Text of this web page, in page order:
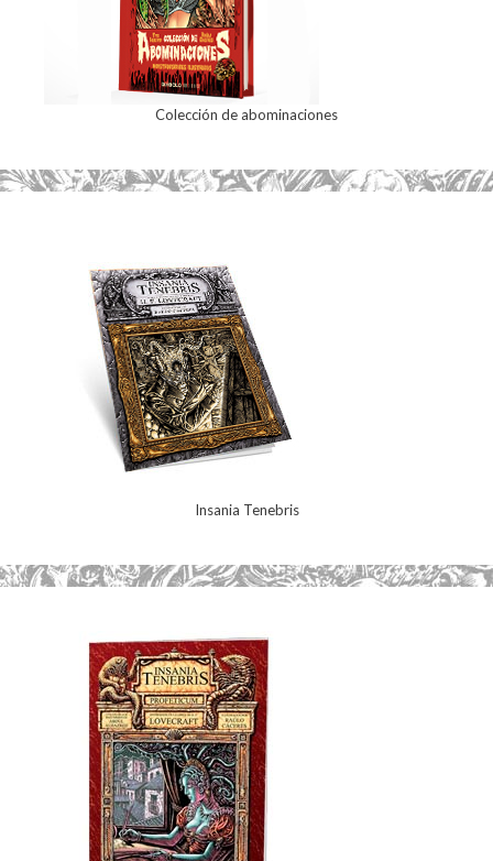
Colección de abominaciones
Insania Tenebris